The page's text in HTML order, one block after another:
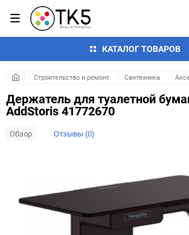
КАТАЛОГ ТОВАРОВ
Строительство и ремонт Сантехника
Держатель для туалетной
AddStoris 41772670
Обзор Отзывы (0)